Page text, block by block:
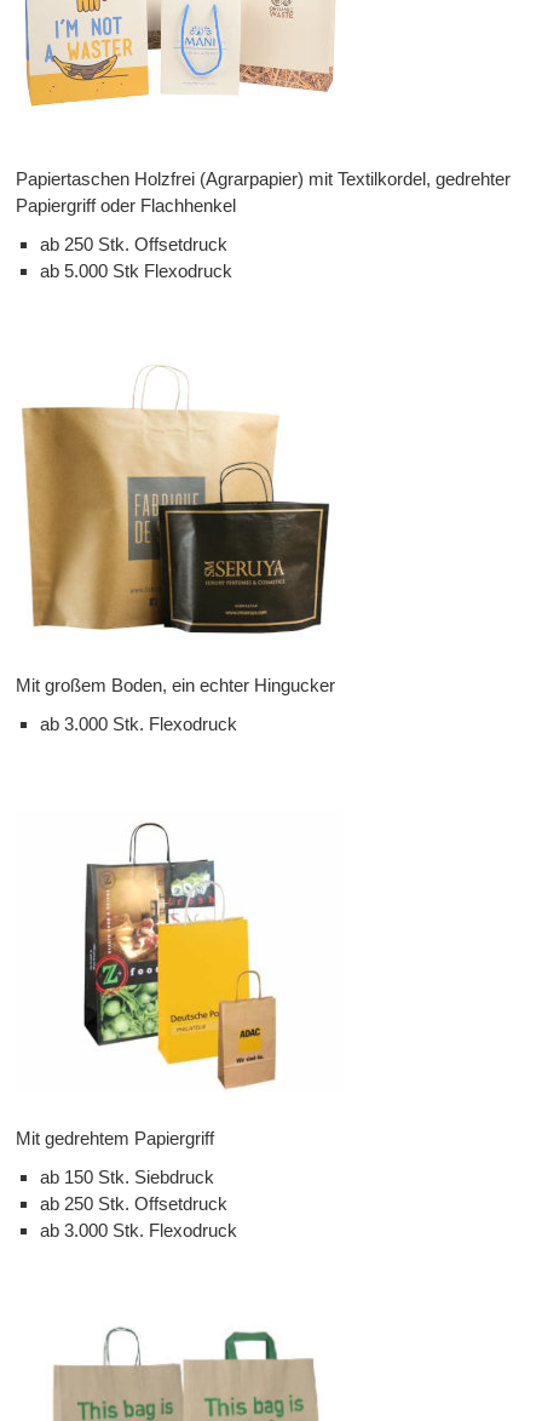
Papiertaschen Holzfrei (Agrarpapier) mit Textilkordel, gedrehter
Papiergriff oder Flachhenkel
ab 250 Stk. Offsetdruck
ab 5.000 Stk Flexodruck
Mit großem Boden, ein echter Hingucker
ab 3.000 Stk. Flexodruck
Mit gedrehtem Papiergriff
ab 150 Stk. Siebdruck
ab 250 Stk. Offsetdruck
ab 3.000 Stk. Flexodruck